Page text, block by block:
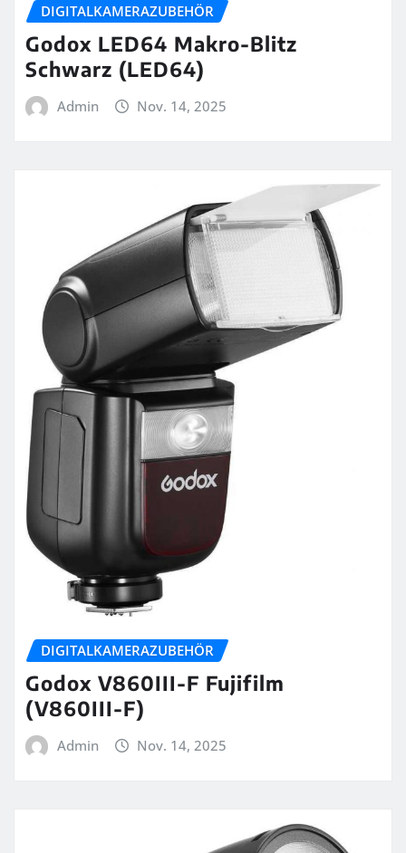
DIGITALKAMERAZUBEHÖR
Godox LED64 Makro-Blitz
Schwarz (LED64)
Admin Nov. 14, 2025
DIGITALKAMERAZUBEHÖR
Godox V860III-F Fujifilm
(V860III-F)
Admin Nov. 14, 2025